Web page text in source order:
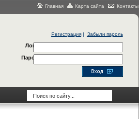
Главная Карта сайта Контакты
Регистрация| Забыли пароль
Логин
Пароль